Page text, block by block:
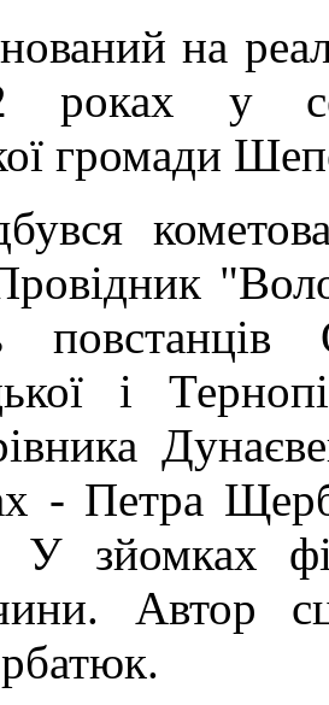
на
роках у
громади
і
- Петра
зйомках
Автор